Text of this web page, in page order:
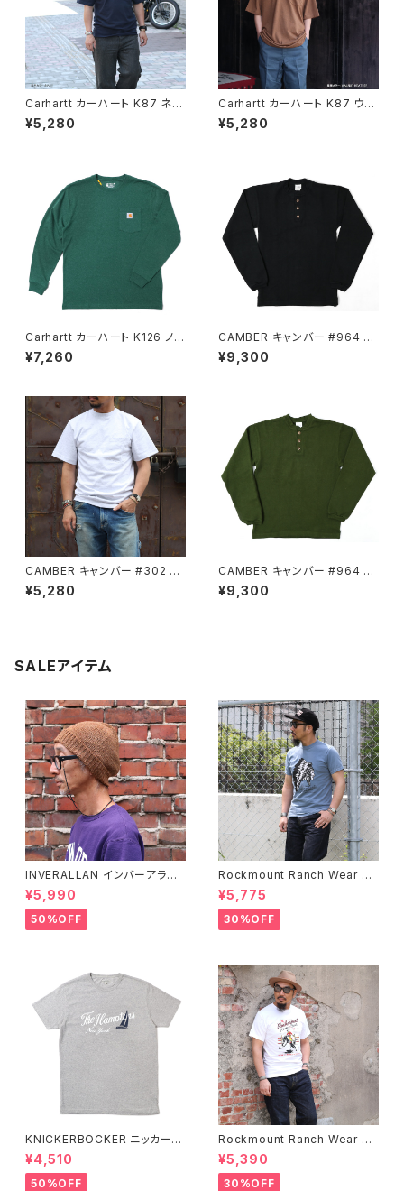
Carhartt カーハート K87 ネイ
ビー ワークウエアポケットTシャ
ツ ポケット付き
¥5,280
Carhartt カーハート K87 ウォ
ルナットヘザー ワークウエアポ
ケットTシャツ ポケット付き
¥5,280
Carhartt カーハート K126 ノー
スウッドヘザー メンズ ロングス
リーブ ポケットTシャツ
¥7,260
CAMBER キャンバー #964 BL
ACK 長袖 ヘンリーネック 厚地
Tシャツ
¥9,300
CAMBER キャンバー #302 G
REY 半袖 Tシャツ ポケット付
厚地 無地
¥5,280
CAMBER キャンバー #964 O
LIVE 長袖 ヘンリーネック 厚地
Tシャツ
¥9,300
SALEアイテム
INVERALLAN インバーアラン 1
00%ピュアウール ニットキャッ
プ 全8色
¥5,990
50%OFF
Rockmount Ranch Wear ロ
ックマウント ランチウェア Chie
f Western T-Shirt 半袖Tシャ
ツ 全2色
¥5,775
30%OFF
KNICKERBOCKER ニッカーボ
ッカー HEATHER GREY ハン
プトン Tシャツ
¥4,510
50%OFF
Rockmount Ranch Wear ロ
ックマウント ランチウェア Rock
mount Bronc Western T-Sh
irt 半袖Tシャツ 全3色
¥5,390
30%OFF